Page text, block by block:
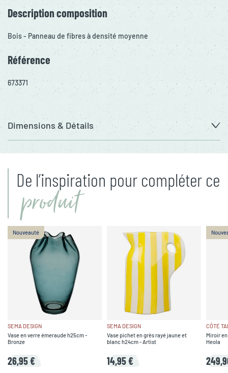
Description composition
Bois - Panneau de fibres à densité moyenne
Référence
673371
Dimensions & Détails
De l’inspiration pour compléter ce
produit
Nouveauté
SEMA DESIGN
Vase en verre émeraude h25cm -
Bronze
26,95 €
SEMA DESIGN
Vase pichet en grès rayé jaune et
blanc h24cm - Artist
14,95 €
CÔTÉ
Miroir
Heola